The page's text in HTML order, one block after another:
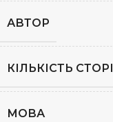
АВТОР
КІЛЬКІСТЬ
МОВА